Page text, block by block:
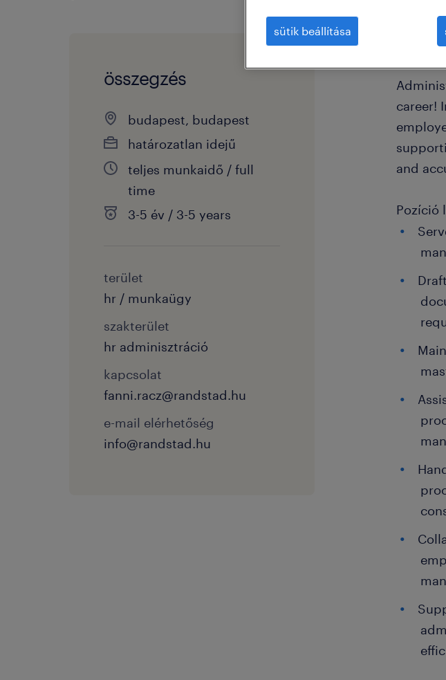
összegzés
budapest, budapest
határozatlan idejű
teljes munkaidő / full
time
3-5 év / 3-5 years
terület
hr / munkaügy
szakterület
hr adminisztráció
kapcsolat
fanni.racz@randstad.hu
e-mail elérhetőség
info@randstad.hu
Join
career!
and
Pozíció
sütik beállítása